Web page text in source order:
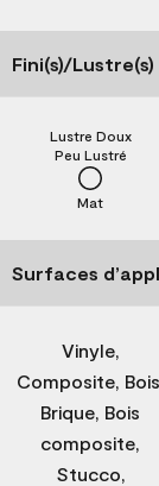
Fini(s)/Lustre(s)
Mat
Peu Lustré
Lustre Doux
Surfaces
Vinyle,
Composite,
Brique, Bois
composite,
Stucco,